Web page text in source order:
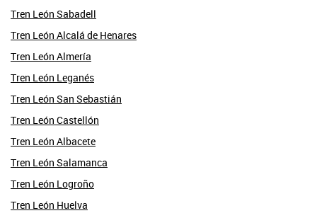
Tren León Sabadell
Tren León Alcalá de Henares
Tren León Almería
Tren León Leganés
Tren León San Sebastián
Tren León Castellón
Tren León Albacete
Tren León Salamanca
Tren León Logroño
Tren León Huelva